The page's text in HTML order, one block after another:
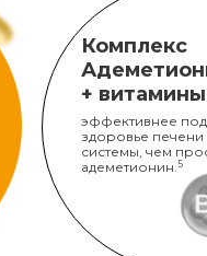
Комплекс
+
эффективнее
здоровье печени
системы, чем
адеметионин. 5